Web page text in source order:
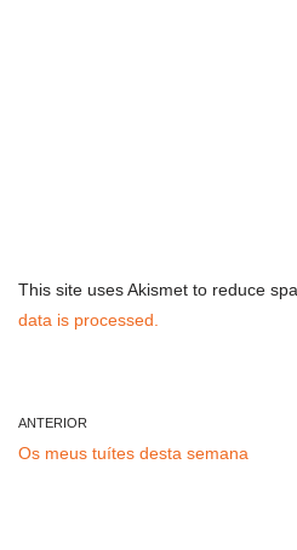
This site uses Akismet to reduce
data is processed.
ANTERIOR
Os meus tuítes desta semana